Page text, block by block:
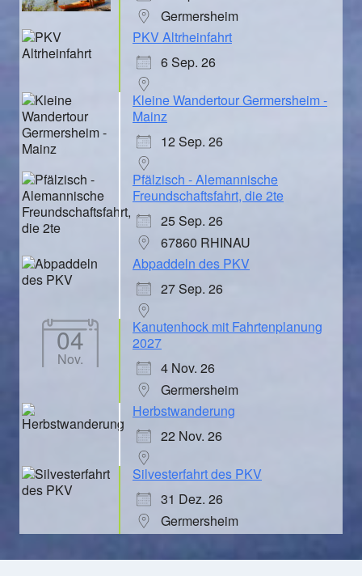
Germersheim
PKV Altrheinfahrt
6 Sep. 26
Kleine Wandertour Germersheim -
Mainz
12 Sep. 26
Pfälzisch - Alemannische
Freundschaftsfahrt, die 2te
25 Sep. 26
67860 RHINAU
Abpaddeln des PKV
27 Sep. 26
04
Nov.
Kanutenhock mit Fahrtenplanung
2027
4 Nov. 26
Germersheim
Herbstwanderung
22 Nov. 26
Silvesterfahrt des PKV
31 Dez. 26
Germersheim